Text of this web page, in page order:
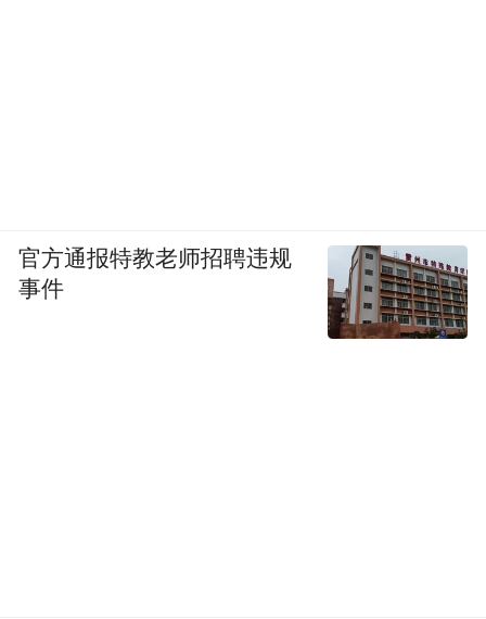
官方通报特教老师招聘违规
事件